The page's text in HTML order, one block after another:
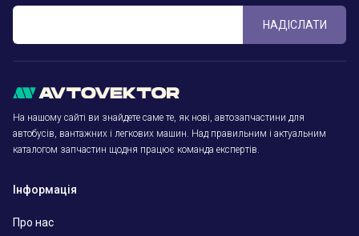
НАДІСЛАТИ
На нашому сайті ви знайдете саме те, як нові, автозапчастини для
автобусів, вантажних і легкових машин. Над правильним і актуальним
каталогом запчастин щодня працює команда експертів.
Інформація
Про нас